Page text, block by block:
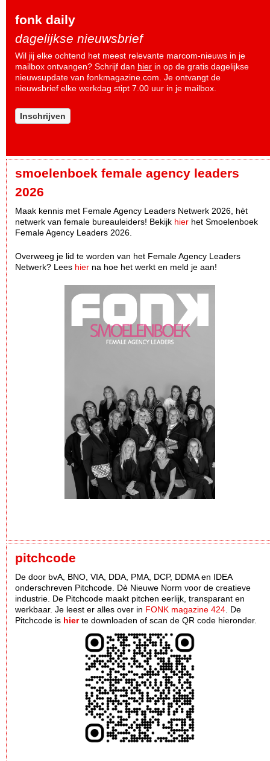
fonk daily
dagelijkse nieuwsbrief
Wil jij elke ochtend het meest relevante marcom-nieuws in je
mailbox ontvangen? Schrijf dan hier in op de gratis dagelijkse
nieuwsupdate van fonkmagazine.com. Je ontvangt de
nieuwsbrief elke werkdag stipt 7.00 uur in je mailbox.
Inschrijven
smoelenboek female agency leaders
2026
Maak kennis met Female Agency Leaders Netwerk 2026, hèt
netwerk van female bureauleiders! Bekijk hier het Smoelenboek
Female Agency Leaders 2026.
Overweeg je lid te worden van het Female Agency Leaders
Netwerk? Lees hier na hoe het werkt en meld je aan!
pitchcode
De door bvA, BNO, VIA, DDA, PMA, DCP, DDMA en IDEA
onderschreven Pitchcode. Dè Nieuwe Norm voor de creatieve
industrie. De Pitchcode maakt pitchen eerlijk, transparant en
werkbaar. Je leest er alles over in FONK magazine 424 . De
Pitchcode is hierte downloaden of scan de QR code hieronder.